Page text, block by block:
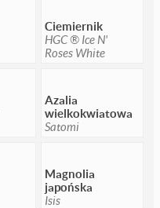
Ciemiernik
HGC ® Ice N'
Roses White
Azalia
wielkokwiatowa
Satomi
Magnolia
japońska
Isis